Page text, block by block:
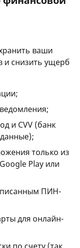
ваши
и снизить ущерб
и CVV (банк
только из
Play или
ПИН-
для онлайн-